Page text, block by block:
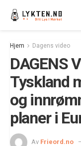
Hjem Dagens video
DAGENS
Tyskland
og
planer i
Av Frieord.no